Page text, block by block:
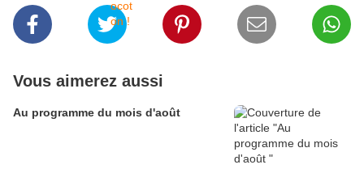
Vous aimerez aussi
Au programme du mois d'août